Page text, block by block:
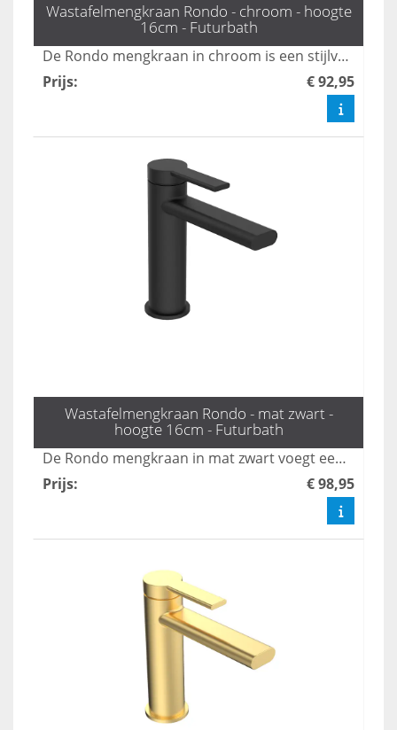
Wastafelmengkraan Rondo - chroom - hoogte
16cm - Futurbath
De Rondo mengkraan in chroom is een stijlvolle en tijdloze toevoeging aan elke badkamer. Met een hoogte van 16 cm en een gestroomlijnd ontwerp, is deze kraan ideaal voor moderne wastafels en voegt het een vleugje elegantie toe aan uw sanitair. Upgrade uw badkamer met deze functionele en esthetisch verantwoorde keuze.
Prijs: € 92,95
Wastafelmengkraan Rondo - mat zwart -
hoogte 16cm - Futurbath
De Rondo mengkraan in mat zwart voegt een verfijnde touch toe aan elke badkamer. Met een hoogte van 16 cm combineert deze stijlvolle kraan moderne elegantie met tijdloze schoonheid, waardoor het een echte blikvanger is. Verhoog het design van uw badkamer met deze prachtige en functionele toevoeging.
Prijs: € 98,95